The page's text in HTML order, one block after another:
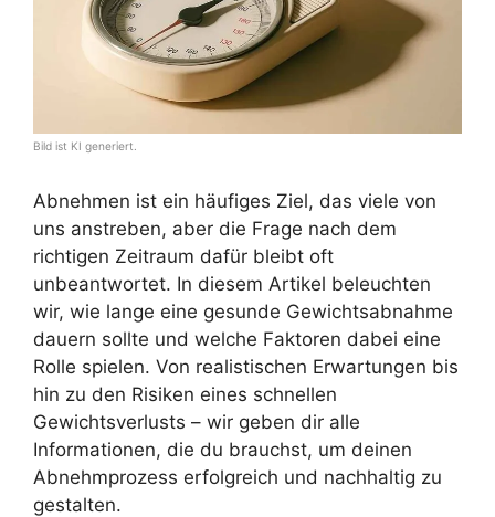
Bild ist KI generiert.
Abnehmen ist ein häufiges Ziel, das viele von
uns anstreben, aber die Frage nach dem
richtigen Zeitraum dafür bleibt oft
unbeantwortet. In diesem Artikel beleuchten
wir, wie lange eine gesunde Gewichtsabnahme
dauern sollte und welche Faktoren dabei eine
Rolle spielen. Von realistischen Erwartungen bis
hin zu den Risiken eines schnellen
Gewichtsverlusts – wir geben dir alle
Informationen, die du brauchst, um deinen
Abnehmprozess erfolgreich und nachhaltig zu
gestalten.